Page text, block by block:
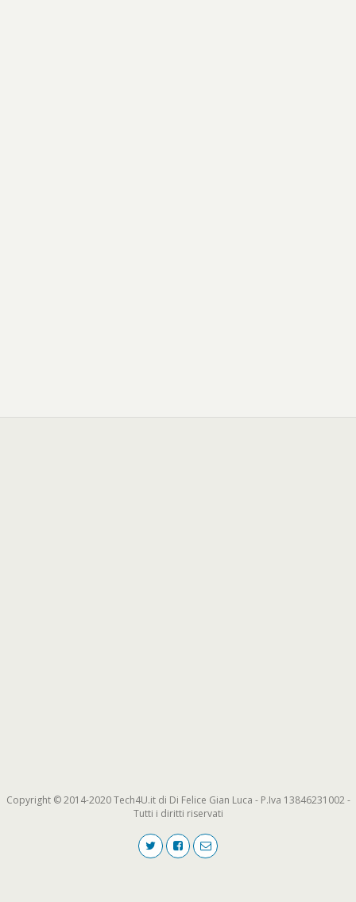
Copyright © 2014-2020 Tech4U.it di Di Felice Gian Luca - P.Iva 13846231002 -
Tutti i diritti riservati